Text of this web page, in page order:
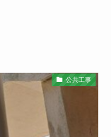
公共工事